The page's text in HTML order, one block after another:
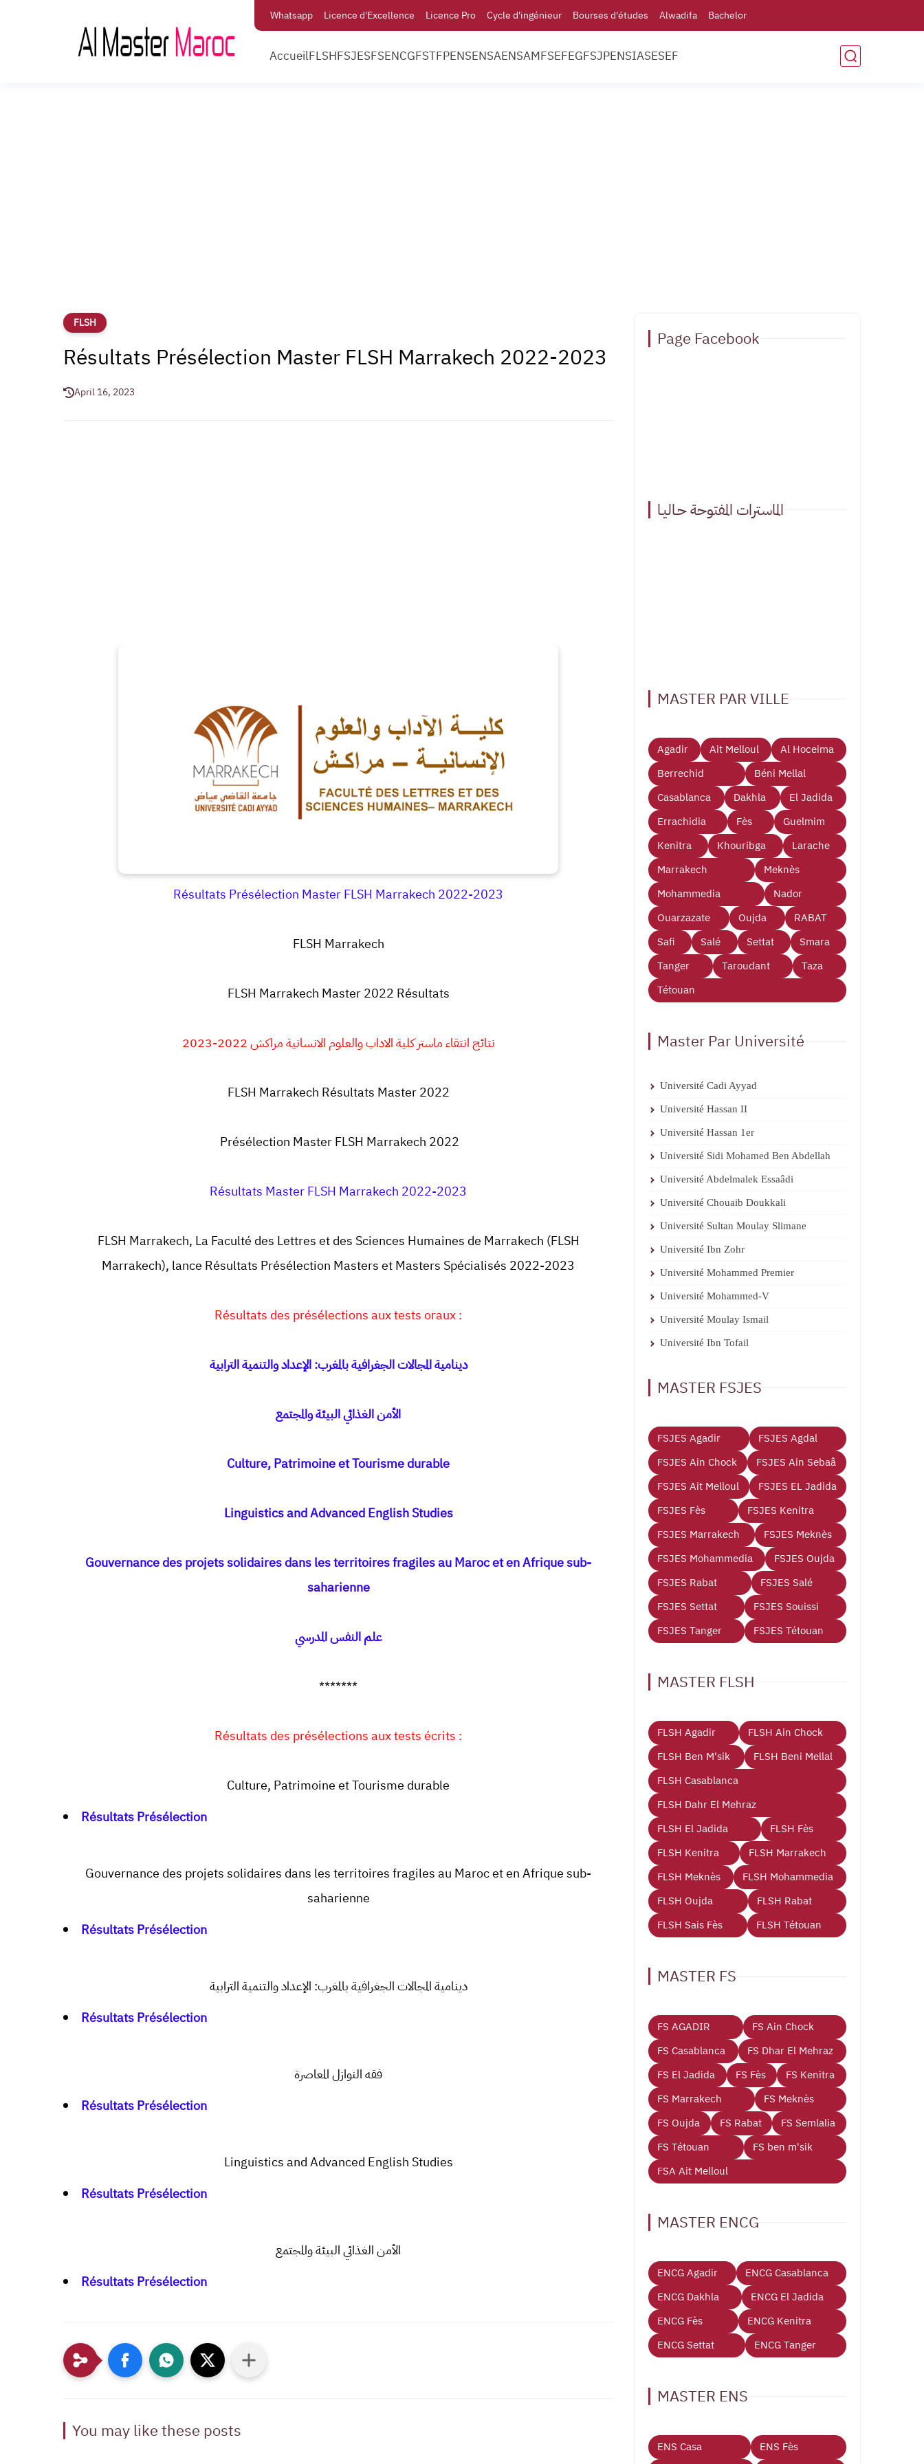
Whatsapp Licence d'Excellence Licence Pro Cycle d'ingénieur Bourses d'études Alwadifa Bachelor
AccueilFLSHFSJESFSENCGFSTFPENSENSAENSAMFSEFEGFSJPENSIASESEF
FLSH
Résultats Présélection Master FLSH Marrakech 2022-2023
April 16, 2023
Résultats Présélection Master FLSH Marrakech 2022-2023
FLSH Marrakech
FLSH Marrakech Master2022 Résultats
نتائج انتقاء ماستر كلية الاداب والعلوم الانسانية مراكش 2022-2023
FLSH Marrakech Résultats Master 2022
Présélection Master FLSH Marrakech 2022
Résultats Master FLSH Marrakech 2022-2023
FLSH Marrakech, La Faculté des Lettres et des Sciences Humaines de Marrakech (FLSH
Marrakech), lance Résultats Présélection Masters et Masters Spécialisés 2022-2023
Résultats des présélections aux tests oraux :
دينامية المجالات الجغرافية بالمغرب: الإعداد والتنمية الترابية
الأمن الغذائي البيئة والمجتمع
Culture, Patrimoine et Tourisme durable
Linguistics and Advanced English Studies
Gouvernance des projets solidaires dans les territoires fragiles au Maroc et en Afrique sub-
saharienne
علم النفس المدرسي
*******
Résultats des présélections aux tests écrits :
Culture, Patrimoine et Tourisme durable
Résultats Présélection
Gouvernance des projets solidaires dans les territoires fragiles au Maroc et en Afrique sub-
saharienne
Résultats Présélection
دينامية المجالات الجغرافية بالمغرب: الإعداد والتنمية الترابية
Résultats Présélection
فقه النوازل المعاصرة
Résultats Présélection
Linguistics and Advanced English Studies
Résultats Présélection
الأمن الغذائي البيئة والمجتمع
Résultats Présélection
You may like these posts
Page Facebook
الماسترات المفتوحة حـاليـا
MASTER PAR VILLE
Agadir Ait Melloul
Al Hoceima
Berrechid
Béni Mellal
Casablanca
Dakhla
El Jadida
Errachidia
Fès
Guelmim
Kenitra
Khouribga
Larache
Marrakech
Meknès
Mohammedia
Nador
Ouarzazate
Oujda
RABAT
Safi
Salé Settat
Smara
Tanger
Taroudant
Taza
Tétouan
Master Par Université
Université Cadi Ayyad
Université Hassan II
Université Hassan 1er
Université Sidi Mohamed Ben Abdellah
Université Abdelmalek Essaâdi
Université Chouaib Doukkali
Université Sultan Moulay Slimane
Université Ibn Zohr
Université Mohammed Premier
Université Mohammed-V
Université Moulay Ismail
Université Ibn Tofail
MASTER FSJES
FSJES Agadir
FSJES Agdal
FSJES Ain Chock
FSJES Ain Sebaâ
FSJES Ait Melloul
FSJES EL Jadida
FSJES Fès
FSJES Kenitra
FSJES Marrakech
FSJES Meknès
FSJES Mohammedia
FSJES Oujda
FSJES Rabat
FSJES Salé
FSJES Settat
FSJES Souissi
FSJES Tanger
FSJES Tétouan
MASTER FLSH
FLSH Agadir
FLSH Ain Chock
FLSH Ben M'sik
FLSH Beni Mellal
FLSH Casablanca
FLSH Dahr El Mehraz
FLSH El Jadida
FLSH Fès
FLSH Kenitra
FLSH Marrakech
FLSH Meknès
FLSH Mohammedia
FLSH Oujda
FLSH Rabat
FLSH Sais Fès
FLSH Tétouan
MASTER FS
FS AGADIR
FS Ain Chock
FS Casablanca
FS Dhar El Mehraz
FS El Jadida
FS Fès
FS Kenitra
FS Marrakech
FS Meknès
FS Oujda
FS Rabat
FS Semlalia
FS Tétouan
FS ben m'sik
FSA Ait Melloul
MASTER ENCG
ENCG Agadir
ENCG Casablanca
ENCG Dakhla
ENCG El Jadida
ENCG Fès
ENCG Kenitra
ENCG Settat
ENCG Tanger
MASTER ENS
ENS Casa
ENS Fès